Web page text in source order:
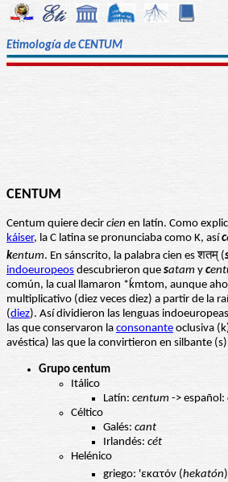
Etimología de CENTUM
CENTUM
Centum quiere decir cien en latín. Como
káiser, la C latina se pronunciaba como K, así c
kentum. En sánscrito, la palabra cien es शतम् (
indoeuropeos descubrieron que satam y c
común, la cual llamaron *ḱmtom, aunque
multiplicativo (diez veces diez) a partir de la
(diez). Así dividieron las lenguas
las que conservaron la consonante oclusiva
avéstica) las que la convirtieron en silbante
Grupo centum
Itálico
Latín: centum -> español:
Céltico
Galés: cant
Irlandés: cét
Helénico
griego: 'εκατόν (hekatón)